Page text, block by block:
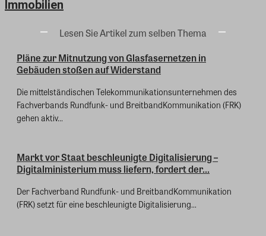
Immobilien
Lesen Sie Artikel zum selben Thema
Pläne zur Mitnutzung von Glasfasernetzen in
Gebäuden stoßen auf Widerstand
Die mittelständischen Telekommunikationsunternehmen des
Fachverbands Rundfunk- und BreitbandKommunikation (FRK)
gehen aktiv...
Markt vor Staat beschleunigte Digitalisierung –
Digitalministerium muss liefern, fordert der...
Der Fachverband Rundfunk- und BreitbandKommunikation
(FRK) setzt für eine beschleunigte Digitalisierung...